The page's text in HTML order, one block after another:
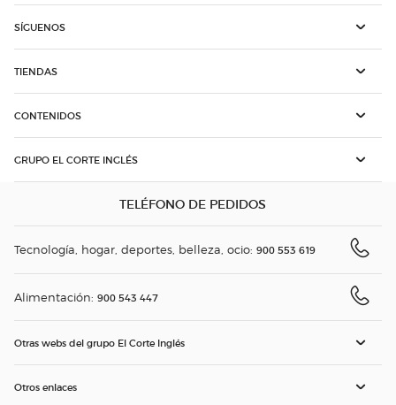
SÍGUENOS
TIENDAS
CONTENIDOS
GRUPO EL CORTE INGLÉS
TELÉFONO DE PEDIDOS
Tecnología, hogar, deportes, belleza, ocio: 900 553 619
Alimentación: 900 543 447
Otras webs del grupo El Corte Inglés
Otros enlaces